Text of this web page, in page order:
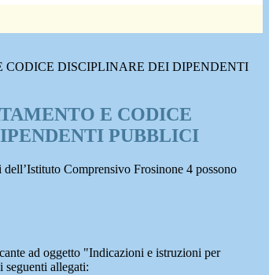
CODICE DISCIPLINARE DEI DIPENDENTI
E CODICE
PUBBLICI
Comprensivo Frosinone 4 possono
ad oggetto "Indicazioni e istruzioni per
seguenti allegati: